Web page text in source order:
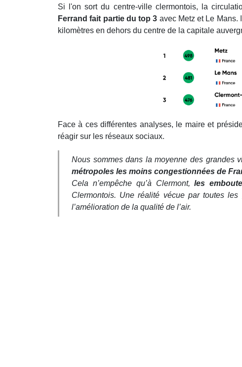
Si l'on sort du centre-ville clermontois, la
Ferrand fait partie du top 3 avec Metz et Le Mans.
kilomètres en dehors du centre de la capitale
Face à ces différentes analyses, le maire et
réagir sur les réseaux sociaux.
Nous sommes dans la moyenne des grandes
métropoles les moins congestionnées de
Cela n’empêche qu’à Clermont,les
Clermontois. Une réalité vécue par toutes
l’amélioration de la qualité de l’air.